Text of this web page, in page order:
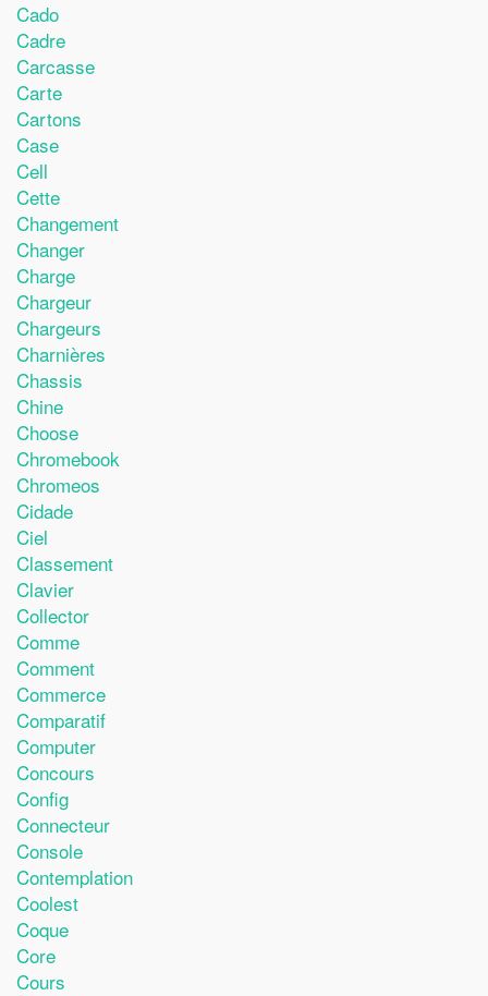
Cado
Cadre
Carcasse
Carte
Cartons
Case
Cell
Cette
Changement
Changer
Charge
Chargeur
Chargeurs
Charnières
Chassis
Chine
Choose
Chromebook
Chromeos
Cidade
Ciel
Classement
Clavier
Collector
Comme
Comment
Commerce
Comparatif
Computer
Concours
Config
Connecteur
Console
Contemplation
Coolest
Coque
Core
Cours